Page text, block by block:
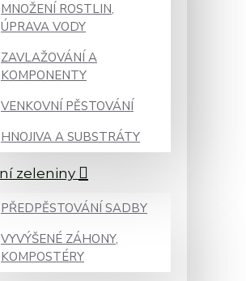
MNOŽENÍ ROSTLIN,
ÚPRAVA VODY
ZAVLAŽOVÁNÍ A
KOMPONENTY
VENKOVNÍ PĚSTOVÁNÍ
HNOJIVA A SUBSTRÁTY
zeleniny
PŘEDPĚSTOVÁNÍ SADBY
VYVÝŠENÉ ZÁHONY,
KOMPOSTÉRY